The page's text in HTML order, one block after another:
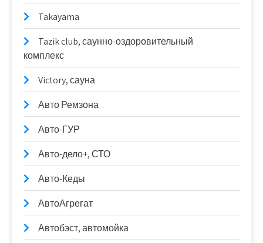
Takayama
Tazik club, саунно-оздоровительный
комплекс
Victory, сауна
Авто Ремзона
Авто-ГУР
Авто-дело+, СТО
Авто-Кеды
АвтоАгрегат
Автобэст, автомойка